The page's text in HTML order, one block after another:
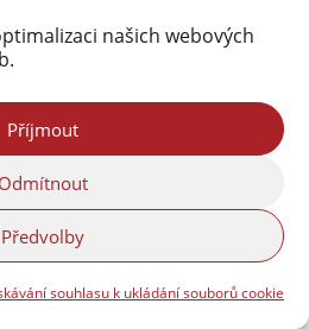
našich webových
Příjmout
Odmítnout
Předvolby
souhlasu k ukládání souborů cookie